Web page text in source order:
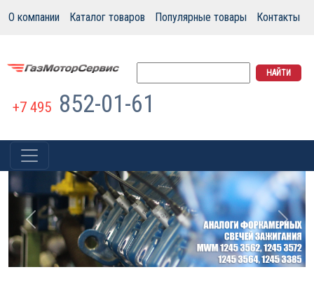
О компании Каталог товаров Популярные товары Контакты
+7 495 852-01-61
Previous Next